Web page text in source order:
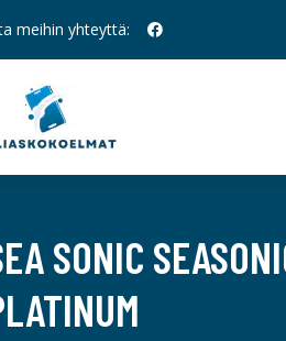
meihin yhteyttä:
SONIC